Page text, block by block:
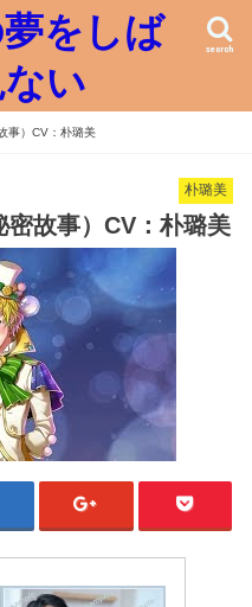
をしば
い
search
事）CV：朴璐美
朴璐美
故事）CV：朴璐美